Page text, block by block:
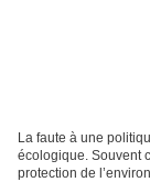
La faute à une
écologique. Souvent
protection de